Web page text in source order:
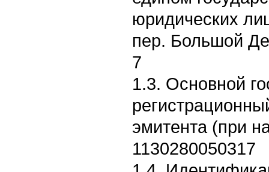
юридических
пер. Большой
7
1.3. Основной
эмитента (при
1130280050317